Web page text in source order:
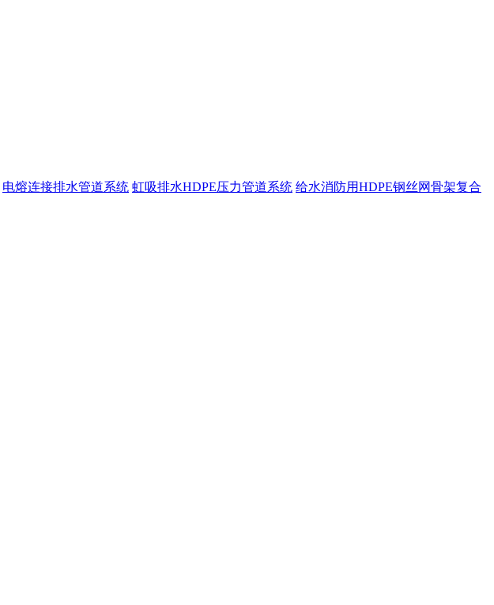
电熔连接排水管道系统 虹吸排水HDPE压力管道系统 给水消防用HDPE钢丝网骨架复合